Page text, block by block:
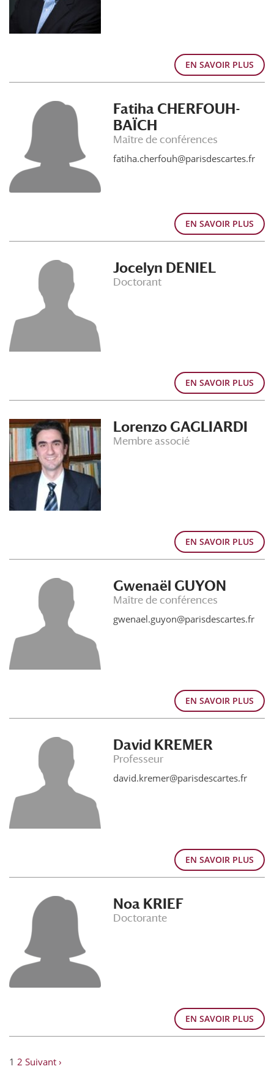
EN SAVOIR PLUS
Fatiha CHERFOUH-
BAÏCH
Maître de conférences
fatiha.cherfouh@parisdescartes.fr
EN SAVOIR PLUS
Jocelyn DENIEL
Doctorant
EN SAVOIR PLUS
Lorenzo GAGLIARDI
Membre associé
EN SAVOIR PLUS
Gwenaël GUYON
Maître de conférences
gwenael.guyon@parisdescartes.fr
EN SAVOIR PLUS
David KREMER
Professeur
david.kremer@parisdescartes.fr
EN SAVOIR PLUS
Noa KRIEF
Doctorante
EN SAVOIR PLUS
1 2 Suivant ›